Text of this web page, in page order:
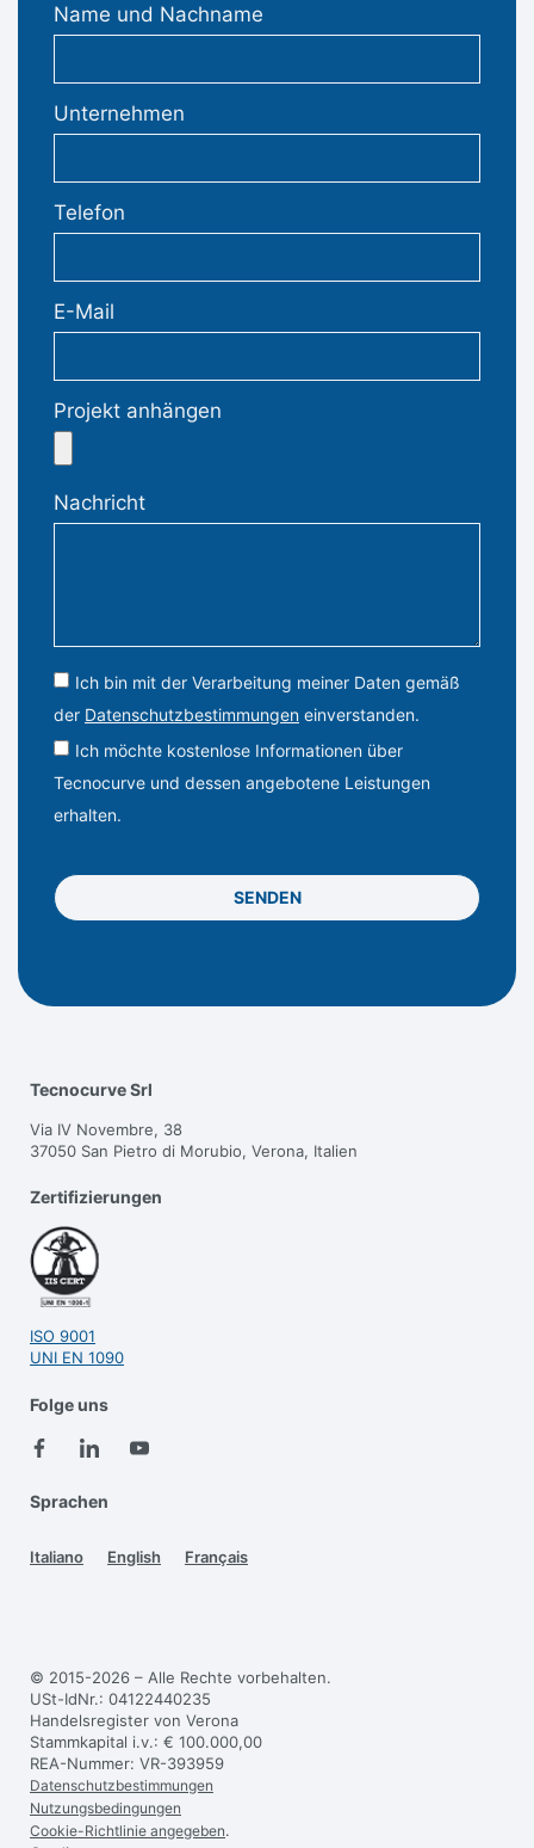
Name und Nachname
Unternehmen
Telefon
E-Mail
Projekt anhängen
Nachricht
Ich bin mit der Verarbeitung meiner Daten gemäß
der Datenschutzbestimmungen einverstanden.
Ich möchte kostenlose Informationen über
Tecnocurve und dessen angebotene Leistungen
erhalten.
SENDEN
Tecnocurve Srl
Via IV Novembre, 38
37050 San Pietro di Morubio, Verona, Italien
Zertifizierungen
ISO 9001
UNI EN 1090
Folge uns
Sprachen
Italiano English Français
© 2015-2026 – Alle Rechte vorbehalten.
USt-IdNr.: 04122440235
Handelsregister von Verona
Stammkapital i.v.: € 100.000,00
REA-Nummer: VR-393959
Datenschutzbestimmungen
Nutzungsbedingungen
Cookie-Richtlinie angegeben.